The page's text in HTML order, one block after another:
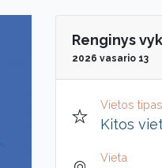
Renginys
2026 vasario 13
Vietos tipas
Kitos
Vieta